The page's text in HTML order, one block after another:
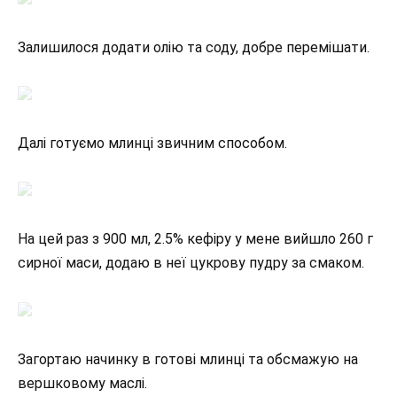
Залишилося додати олію та соду, добре перемішати.
Далі готуємо млинці звичним способом.
На цей раз з 900 мл, 2.5% кефіру у мене вийшло 260 г
сирної маси, додаю в неї цукрову пудру за смаком.
Загортаю начинку в готові млинці та обсмажую на
вершковому маслі.